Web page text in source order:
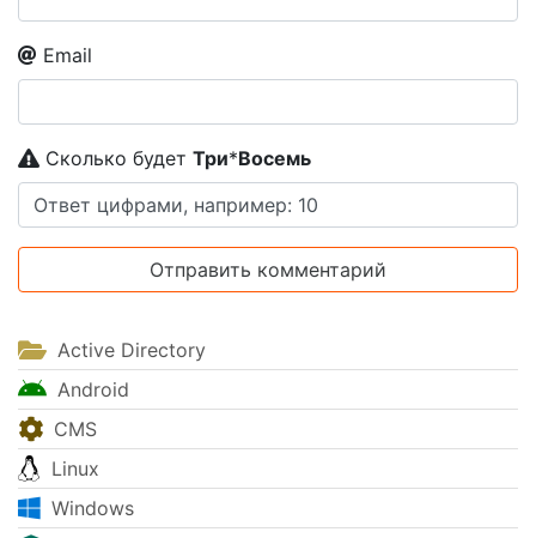
Email
Сколько будет Tpи*Boceмь
Active Directory
Android
CMS
Linux
Windows